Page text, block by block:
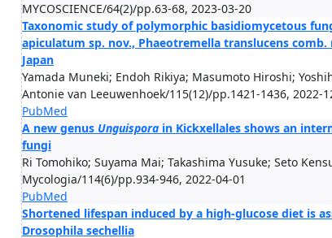
MYCOSCIENCE/64(2)/pp.63-68, 2023-03-20
Taxonomic study of polymorphic basidiomycetous
apiculatum sp. nov., Phaeotremella translucens
Japan
Yamada Muneki; Endoh Rikiya; Masumoto Hiroshi;
Antonie van Leeuwenhoek/115(12)/pp.1421-1436, 2022-
PubMed
A new genus Unguispora in Kickxellales shows an
fungi
Ri Tomohiko; Suyama Mai; Takashima Yusuke; Seto
Mycologia/114(6)/pp.934-946, 2022-04-01
PubMed
Shortened lifespan induced by a high-glucose diet is
Drosophila sechellia